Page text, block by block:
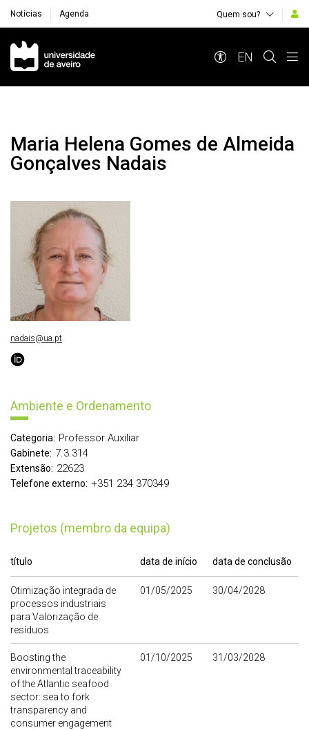
Notícias Agenda Quem sou?
Navegação Principal
EN
Maria Helena Gomes de Almeida
Gonçalves Nadais
Ambiente e Ordenamento
Categoria: Professor Auxiliar
Gabinete: 7.3.314
Extensão: 22623
Telefone externo: +351 234 370349
Projetos (membro da equipa)
título data de início data de conclusão
Otimização integrada de
processos industriais
para Valorização de
resíduos
01/05/2025 30/04/2028
Boosting the
environmental traceability
of the Atlantic seafood
sector: sea to fork
transparency and
consumer engagement
01/10/2025 31/03/2028
nadais@ua.pt